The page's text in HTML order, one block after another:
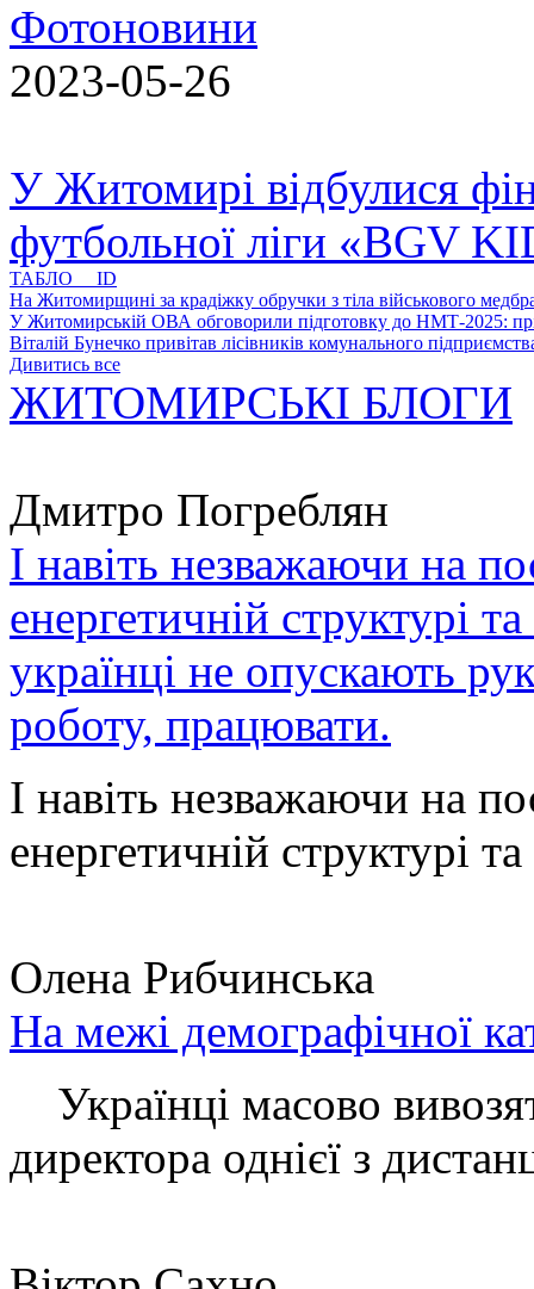
Фотоновини
2023-05-26
У Житомирі відбулися
футбольної ліги «BGV
ТАБЛО ID
На Житомирщині за крадіжку обручки з тіла військового
У Житомирській ОВА обговорили підготовку до НМТ-2025:
Віталій Бунечко привітав лісівників комунального
Дивитись все
ЖИТОМИРСЬКІ БЛОГИ
Дмитро Погреблян
І навіть незважаючи на
енергетичній структурі
українці не опускають
роботу, працювати.
І навіть незважаючи на
енергетичній структурі
Олена Рибчинська
На межі демографічної
Українці масово
директора однієї з